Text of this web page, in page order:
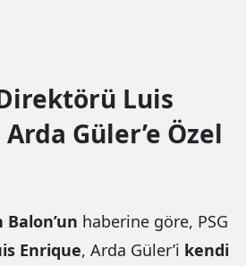
Luis
Güler’e Özel
Balon’un haberine göre, PSG
Enrique, Arda Güler’i kendi